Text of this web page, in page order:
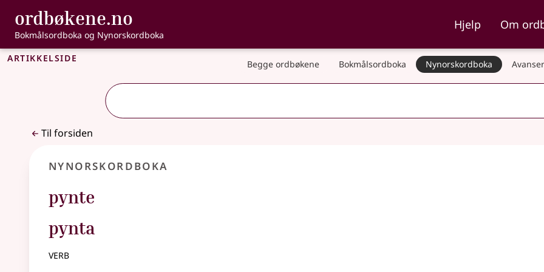
Gå til hovedinnhold
Tilgjengelighet
ordbøkene.no , Bokmålsordboka og Nynorskordboka
Bokmålsordboka og Nynorskordboka
Hjelp Om
Artikkelside Begge ordbøkene Bokmålsordboka Nynorskordboka
Til forsiden
Nynorskordboka
pynte
pynta
verb